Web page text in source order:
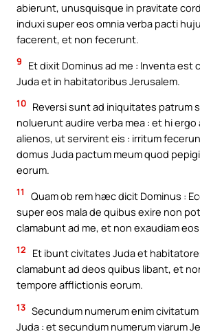
abierunt, unusquisque in pravitate
induxi super eos omnia verba pacti
facerent, et non fecerunt.
9
Et dixit Dominus ad me : Inventa est
Juda et in habitatoribus Jerusalem.
10 Reversi sunt ad iniquitates patrum
noluerunt audire verba mea : et hi
alienos, ut servirent eis : irritum
domus Juda pactum meum quod
eorum.
11
Quam ob rem hæc dicit Dominus :
super eos mala de quibus exire non
clamabunt ad me, et non exaudiam
12
Et ibunt civitates Juda et
clamabunt ad deos quibus libant, et
tempore afflictionis eorum.
13 Secundum numerum enim
Juda : et secundum numerum viarum